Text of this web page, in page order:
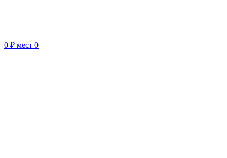
0 ₽ мест 0